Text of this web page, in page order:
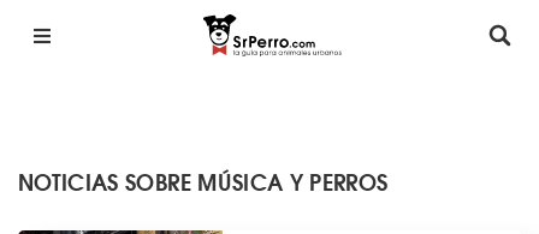
NOTICIAS SOBRE MÚSICA Y PERROS